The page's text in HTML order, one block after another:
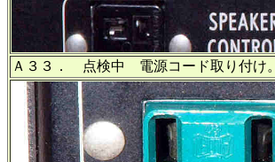
Ａ３３． 点検中 電源コード取り付け。